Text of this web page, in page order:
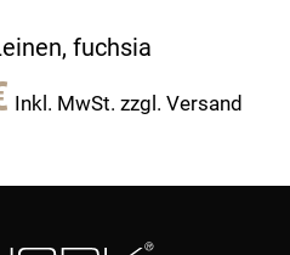
fuchsia
Preis
Inkl. MwSt. zzgl. Versand